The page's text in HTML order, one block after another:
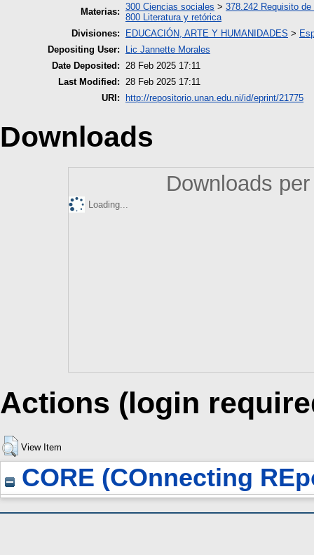
Materias: 300 Ciencias sociales > 378.242 Requisito
800 Literatura y retórica
Divisiones:
EDUCACIÓN, ARTE Y HUMANIDADES >
Depositing User:
Lic Jannette Morales
Date Deposited:
28 Feb 2025 17:11
Last Modified:
28 Feb 2025 17:11
URI:
http://repositorio.unan.edu.ni/id/eprint/21775
Downloads
Downloads
Loading...
Actions (login
View Item
CORE (COnnecting